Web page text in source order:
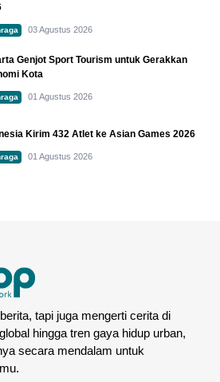
03 Agustus 2026
Genjot Sport Tourism untuk Gerakkan
Kota
01 Agustus 2026
Kirim 432 Atlet ke Asian Games 2026
01 Agustus 2026
tapi juga mengerti cerita di
hingga tren gaya hidup urban,
secara mendalam untuk